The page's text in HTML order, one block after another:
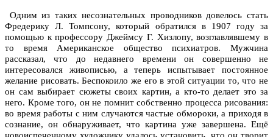
Одним из таких несознательных проводников довелось стать
Фредерику Л. Томпсону, который обратился в 1907 году за
помощью к профессору Джеймсу Г. Хизлопу, возглавлявшему в
то время Американское общество психиатров. Мужчина
рассказал, что до недавнего времени он совершенно не
интересовался живописью, а теперь испытывает постоянное
желание рисовать. Беспокоило же его в этой ситуации то, что не
он сам выбирает сюжеты своих картин, а кто-то делает это за
него. Кроме того, он не помнит собственно процесса рисования:
во время работы с ним случаются частые обмороки, а приходя в
сознание, он обнаруживает, что картина уже завершена. Ещё
новоиспеченному художнику удалось установить, что он творит